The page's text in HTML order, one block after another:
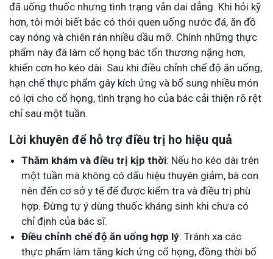
đã uống thuốc nhưng tình trạng vẫn dai dẳng. Khi hỏi kỹ
hơn, tôi mới biết bác có thói quen uống nước đá, ăn đồ
cay nóng và chiên rán nhiều dầu mỡ. Chính những thực
phẩm này đã làm cổ họng bác tổn thương nặng hơn,
khiến cơn ho kéo dài. Sau khi điều chỉnh chế độ ăn uống,
hạn chế thực phẩm gây kích ứng và bổ sung nhiều món
có lợi cho cổ họng, tình trạng ho của bác cải thiện rõ rệt
chỉ sau một tuần.
Lời khuyên để hỗ trợ điều trị ho hiệu quả
Thăm khám và điều trị kịp thời: Nếu ho kéo dài trên
một tuần mà không có dấu hiệu thuyên giảm, bà con
nên đến cơ sở y tế để được kiểm tra và điều trị phù
hợp. Đừng tự ý dùng thuốc kháng sinh khi chưa có
chỉ định của bác sĩ.
Điều chỉnh chế độ ăn uống hợp lý: Tránh xa các
thực phẩm làm tăng kích ứng cổ họng, đồng thời bổ